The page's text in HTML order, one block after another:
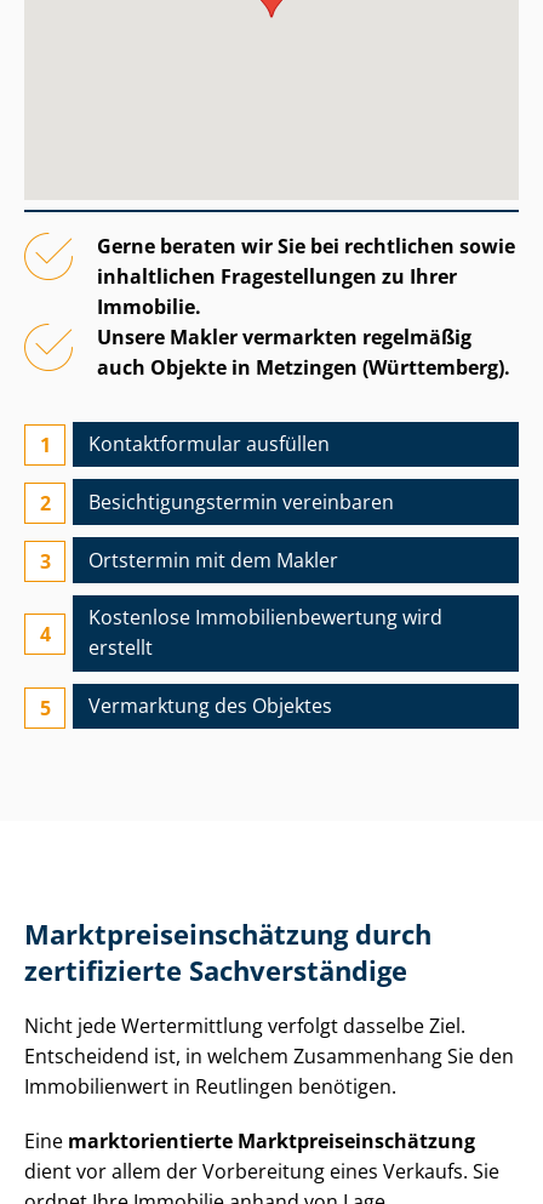
Gerne beraten wir Sie bei rechtlichen sowie
inhaltlichen Fragestellungen zu Ihrer
Immobilie.
Unsere Makler vermarkten regelmäßig
auch Objekte in Metzingen (Württemberg).
Kontaktformular ausfüllen
Besichtigungs­termin vereinbaren
Ortstermin mit dem Makler
Kostenlose Im­mo­bi­li­en­be­wer­tung wird
erstellt
Vermarktung des Objektes
Markt­preis­ein­schät­zung durch
zertifizierte Sachverständige
Nicht jede Wertermittlung verfolgt dasselbe Ziel.
Entscheidend ist, in welchem Zusammenhang Sie den
Immobilienwert in Reutlingen benötigen.
Eine markt­ori­en­tier­te Markt­preis­ein­schät­zung
dient vor allem der Vorbereitung eines Verkaufs. Sie